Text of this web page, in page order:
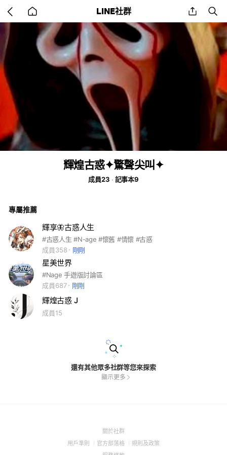
back
to
home
LINE社群 share
輝煌古惑✦驚聲尖叫✦
成員23 記事本9
專屬推薦
輝享🦋古惑人生
#古惑人生 #N-age #懷舊 #情懷 #古惑
成員358
剛剛
星美世界
#Nage 手遊版討論區
成員687
剛剛
輝煌古惑 J
成員15
還有其他眾多社群等您來探索
顯示更多
關於社群(Open
用戶準則
(Open
官方部落格
(Open
規則及政策(Open